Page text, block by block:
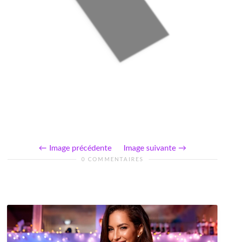
Image précédente Image suivante
0 COMMENTAIRES